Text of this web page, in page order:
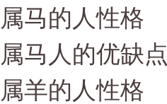
属马的人性格
属马人的优缺点
属羊的人性格